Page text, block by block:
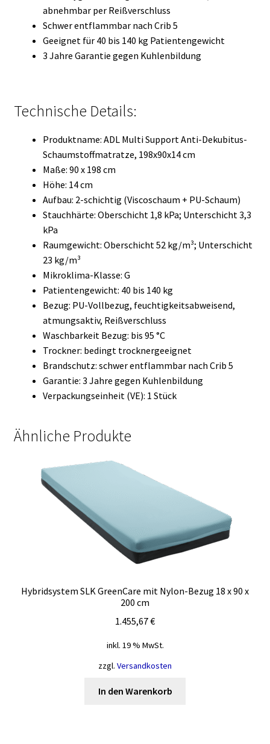
abnehmbar per Reißverschluss
Schwer entflammbar nach Crib 5
Geeignet für 40 bis 140 kg Patientengewicht
3 Jahre Garantie gegen Kuhlenbildung
Technische Details:
Produktname: ADL Multi Support Anti-Dekubitus-
Schaumstoffmatratze, 198x90x14 cm
Maße: 90 x 198 cm
Höhe: 14 cm
Aufbau: 2-schichtig (Viscoschaum + PU-Schaum)
Stauchhärte: Oberschicht 1,8 kPa; Unterschicht 3,3
kPa
Raumgewicht: Oberschicht 52 kg/m³; Unterschicht
23 kg/m³
Mikroklima-Klasse: G
Patientengewicht: 40 bis 140 kg
Bezug: PU-Vollbezug, feuchtigkeitsabweisend,
atmungsaktiv, Reißverschluss
Waschbarkeit Bezug: bis 95 °C
Trockner: bedingt trocknergeeignet
Brandschutz: schwer entflammbar nach Crib 5
Garantie: 3 Jahre gegen Kuhlenbildung
Verpackungseinheit (VE): 1 Stück
Ähnliche Produkte
Hybridsystem SLK GreenCare mit Nylon-Bezug 18 x 90 x
200 cm
1.455,67€
inkl. 19 % MwSt.
zzgl. Versandkosten
In den Warenkorb